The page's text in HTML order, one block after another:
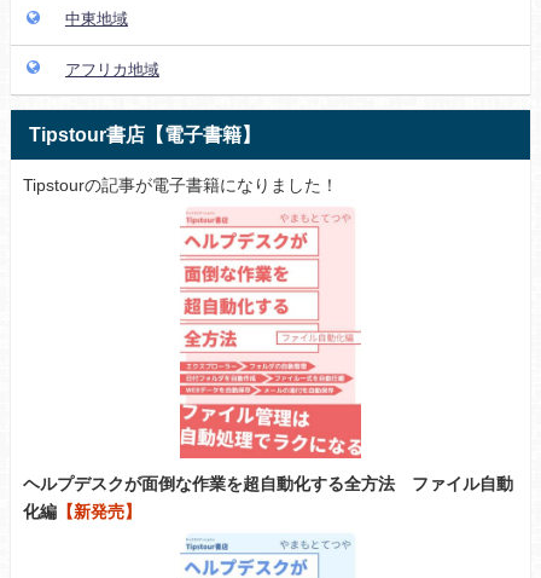
中東地域
アフリカ地域
Tipstour書店【電子書籍】
Tipstourの記事が電子書籍になりました！
ヘルプデスクが面倒な作業を超自動化する全方法 ファイル自動
化編 【新発売】